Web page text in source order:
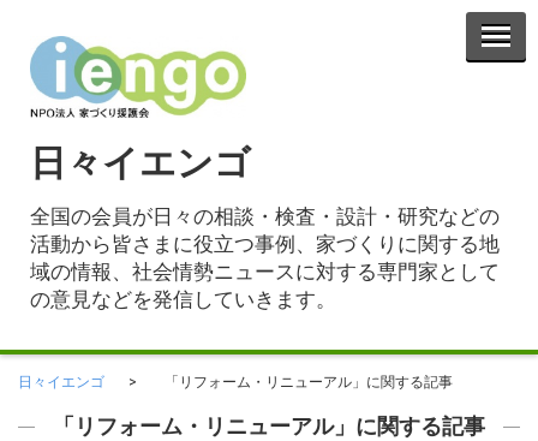
日々イエンゴ
全国の会員が日々の相談・検査・設計・研究などの
活動から皆さまに役立つ事例、家づくりに関する地
域の情報、社会情勢ニュースに対する専門家として
の意見などを発信していきます。
日々イエンゴ 「リフォーム・リニューアル」に関する記事
「リフォーム・リニューアル」に関する記事